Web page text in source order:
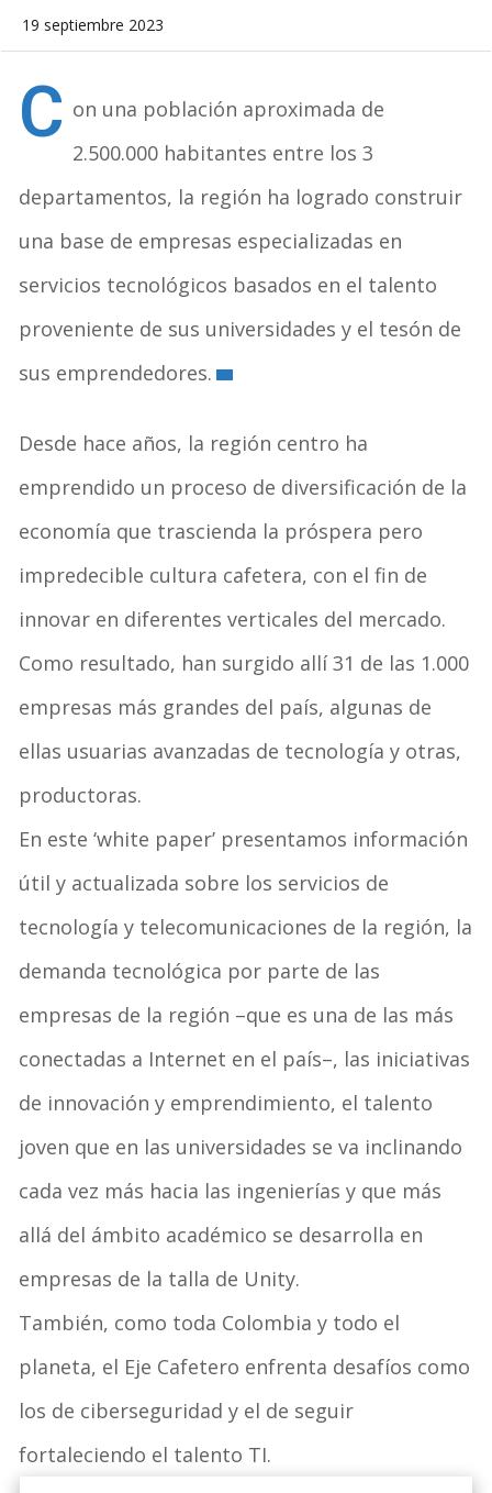
19 septiembre 2023
C on una población aproximada de
2.500.000 habitantes entre los 3
departamentos, la región ha logrado construir
una base de empresas especializadas en
servicios tecnológicos basados en el talento
proveniente de sus universidades y el tesón de
sus emprendedores.
Desde hace años, la región centro ha
emprendido un proceso de diversificación de la
economía que trascienda la próspera pero
impredecible cultura cafetera, con el fin de
innovar en diferentes verticales del mercado.
Como resultado, han surgido allí 31 de las 1.000
empresas más grandes del país, algunas de
ellas usuarias avanzadas de tecnología y otras,
productoras.
En este ‘white paper’ presentamos información
útil y actualizada sobre los servicios de
tecnología y telecomunicaciones de la región, la
demanda tecnológica por parte de las
empresas de la región –que es una de las más
conectadas a Internet en el país–, las iniciativas
de innovación y emprendimiento, el talento
joven que en las universidades se va inclinando
cada vez más hacia las ingenierías y que más
allá del ámbito académico se desarrolla en
empresas de la talla de Unity.
También, como toda Colombia y todo el
planeta, el Eje Cafetero enfrenta desafíos como
los de ciberseguridad y el de seguir
fortaleciendo el talento TI.